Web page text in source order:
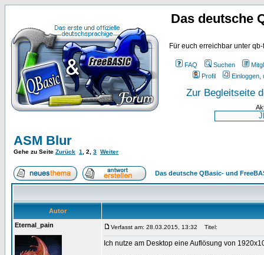
Das deutsche
Für euch erreichbar unter
FAQ Suchen
Profil
Einloggen,
Zur Begleitseite
ASM Blur
Gehe zu Seite Zurück 1 2 3 Weiter
Das deutsche QBasic- und
Autor
Eternal_pain
Verfasst am: 28.03.2015, 13:32 Titel:
Ich nutze am Desktop eine Auflösung von